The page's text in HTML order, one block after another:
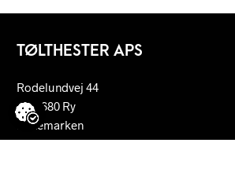
TØLTHESTER APS
Rodelundvej 44
DK-8680 Ry
Denemarken